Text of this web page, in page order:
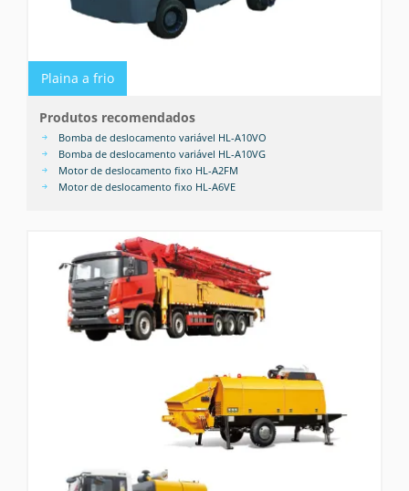
Plaina a frio
Produtos recomendados
Bomba de deslocamento variável HL-A10VO
Bomba de deslocamento variável HL-A10VG
Motor de deslocamento fixo HL-A2FM
Motor de deslocamento fixo HL-A6VE